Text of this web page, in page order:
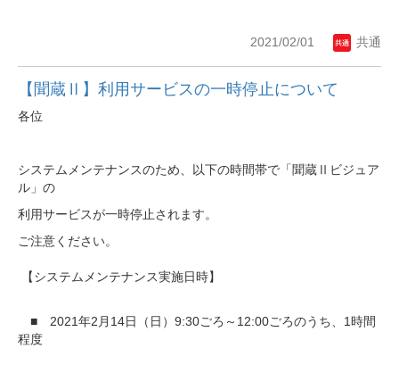
2021/02/01 共通
【聞蔵Ⅱ】利用サービスの一時停止について
各位
システムメンテナンスのため、以下の時間帯で「聞蔵Ⅱビジュア
ル」の
利用サービスが一時停止されます。
ご注意ください。
【システムメンテナンス実施日時】
■ 2021年2月14日（日）9:30ごろ～12:00ごろのうち、1時間
程度